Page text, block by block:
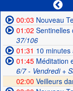
00:03 Nouveau
01:02 Sentinelles
37/106
01:31 10 minutes
01:45Méditation
6/7 - Vendredi +
02:00 Veilleurs